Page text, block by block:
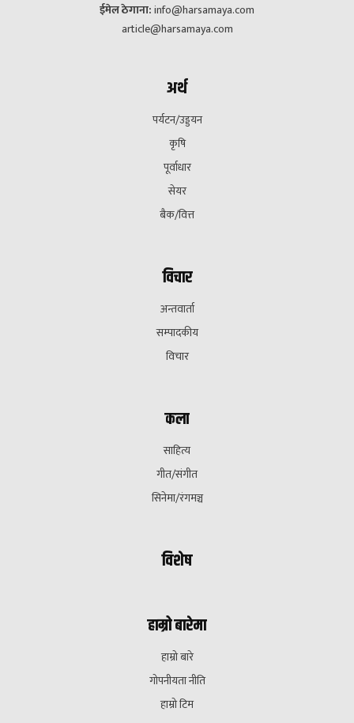
ईमेल ठेगाना:info@harsamaya.com
article@harsamaya.com
अर्थ
पर्यटन/उड्डयन
कृषि
पूर्वाधार
सेयर
बैक/वित्त
विचार
अन्तवार्ता
सम्पादकीय
विचार
कला
साहित्य
गीत/संगीत
सिनेमा/रंगमञ्च
विशेष
हाम्रो बारेमा
हाम्रो बारे
गोपनीयता नीति
हाम्रो टिम